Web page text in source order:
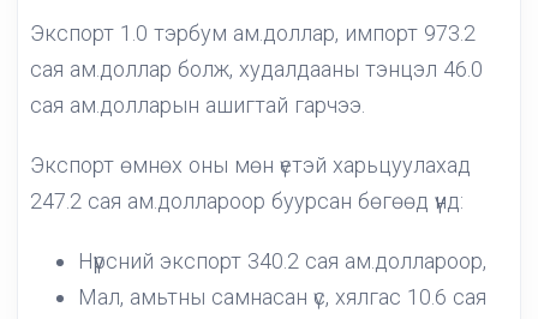
Экспорт 1.0 тэрбум ам.доллар, импорт 973.2
сая ам.доллар болж, худалдааны тэнцэл 46.0
сая ам.долларын ашигтай гарчээ.
Экспорт өмнөх оны мөн үетэй харьцуулахад
247.2 сая ам.доллароор буурсан бөгөөд үүнд:
Нүүрсний экспорт 340.2 сая ам.доллароор,
Мал, амьтны самнасан үс, хялгас 10.6 сая